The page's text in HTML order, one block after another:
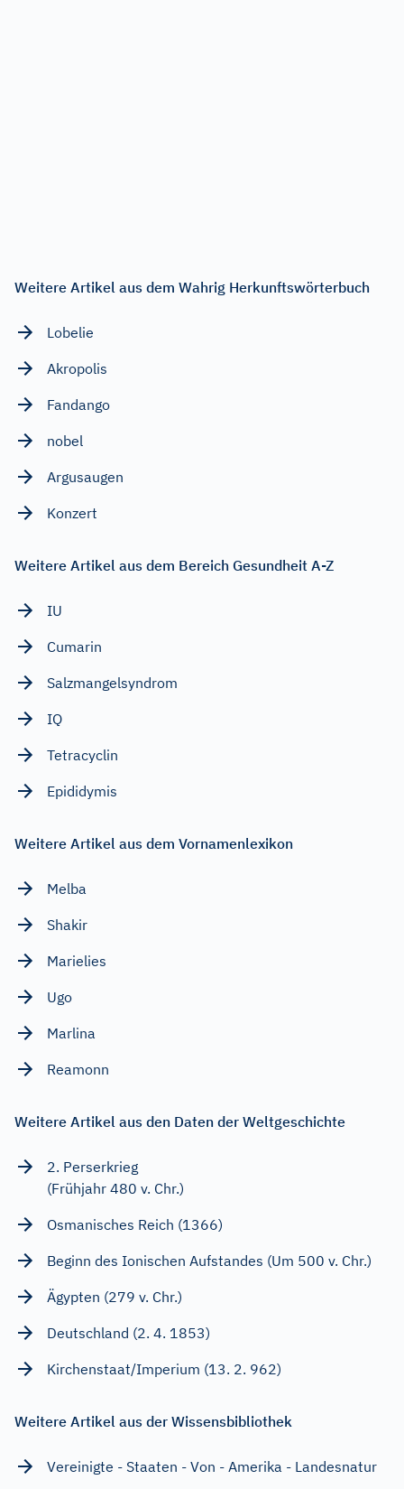
Weitere Artikel aus dem Wahrig Herkunftswörterbuch
Lobelie
Akropolis
Fandango
nobel
Argusaugen
Konzert
Weitere Artikel aus dem Bereich Gesundheit A-Z
IU
Cumarin
Salzmangelsyndrom
IQ
Tetracyclin
Epididymis
Weitere Artikel aus dem Vornamenlexikon
Melba
Shakir
Marielies
Ugo
Marlina
Reamonn
Weitere Artikel aus den Daten der Weltgeschichte
2. Perserkrieg
(Frühjahr 480 v. Chr.)
Osmanisches Reich (1366)
Beginn des Ionischen Aufstandes (Um 500 v. Chr.)
Ägypten (279 v. Chr.)
Deutschland (2. 4. 1853)
Kirchenstaat/Imperium (13. 2. 962)
Weitere Artikel aus der Wissensbibliothek
Vereinigte - Staaten - Von - Amerika - Landesnatur